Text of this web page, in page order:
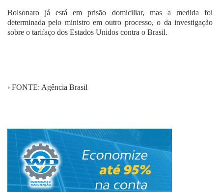
Bolsonaro já está em prisão domiciliar, mas a medida foi
determinada pelo ministro em outro processo, o da investigação
sobre o tarifaço dos Estados Unidos contra o Brasil.
› FONTE: Agência Brasil